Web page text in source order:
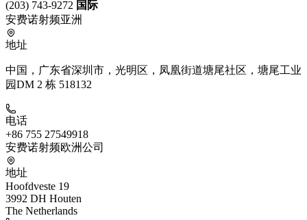
(203) 743-9272 国际
安费诺射频亚洲
地址
中国，广东省深圳市，光明区，凤凰街道塘尾社区，塘尾工业
园DM 2 栋 518132
电话
+86 755 27549918
安费诺射频欧洲公司
地址
Hoofdveste 19
3992 DH Houten
The Netherlands